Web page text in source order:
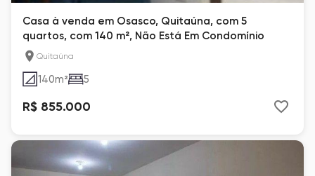
Casa à venda em Osasco, Quitaúna, com 5
quartos, com 140 m², Não Está Em Condomínio
Quitaúna
140m² 5
R$ 855.000